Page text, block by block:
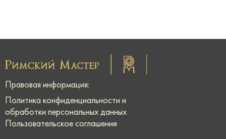
Правовая информация:
Политика конфиденциальности и
обработки персональных данных
Пользовательское соглашение